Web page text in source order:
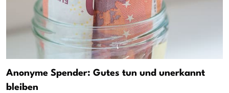
Anonyme Spender: Gutes tun und unerkannt
bleiben